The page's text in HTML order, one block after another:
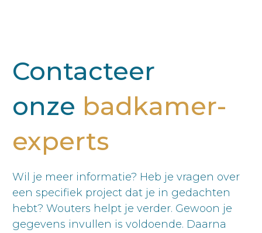
Contacteer
onze badkamer-
experts
Wil je meer informatie? Heb je vragen over
een specifiek project dat je in gedachten
hebt? Wouters helpt je verder. Gewoon je
gegevens invullen is voldoende. Daarna